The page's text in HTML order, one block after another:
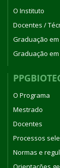
O Instituto
Docentes /
Graduação
Graduação
O Programa
Mestrado
Docentes
Processos
Normas e